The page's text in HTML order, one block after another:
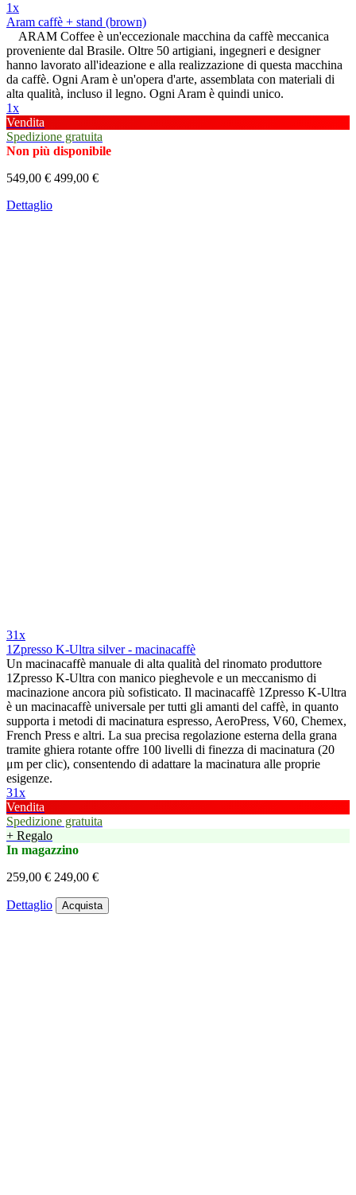
1x
Aram caffè + stand (brown)
ARAM Coffee è un'eccezionale macchina da caffè meccanica
proveniente dal Brasile. Oltre 50 artigiani, ingegneri e designer
hanno lavorato all'ideazione e alla realizzazione di questa macchina
da caffè. Ogni Aram è un'opera d'arte, assemblata con materiali di
alta qualità, incluso il legno. Ogni Aram è quindi unico.
1x
Vendita
Spedizione gratuita
Non più disponibile
549,00 € 499,00 €
Dettaglio
31x
1Zpresso K-Ultra silver - macinacaffè
Un macinacaffè manuale di alta qualità del rinomato produttore
1Zpresso K-Ultra con manico pieghevole e un meccanismo di
macinazione ancora più sofisticato. Il macinacaffè 1Zpresso K-Ultra
è un macinacaffè universale per tutti gli amanti del caffè, in quanto
supporta i metodi di macinatura espresso, AeroPress, V60, Chemex,
French Press e altri. La sua precisa regolazione esterna della grana
tramite ghiera rotante offre 100 livelli di finezza di macinatura (20
μm per clic), consentendo di adattare la macinatura alle proprie
esigenze.
31x
Vendita
Spedizione gratuita
+ Regalo
In magazzino
259,00 € 249,00 €
Dettaglio Acquista